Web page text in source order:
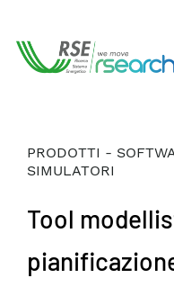
PRODOTTI -
SIMULATORI
Tool